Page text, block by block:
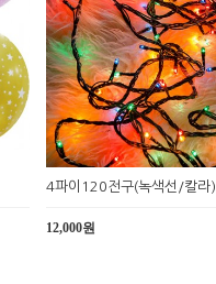
4파이120전구(녹색선/칼라)
12,000원